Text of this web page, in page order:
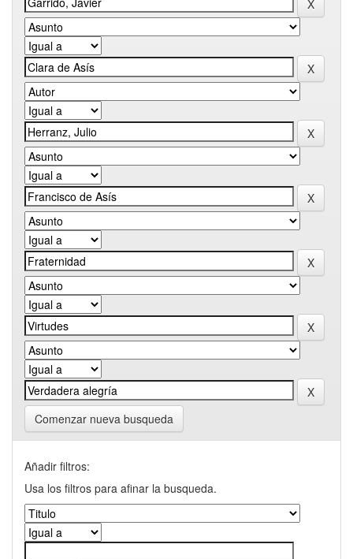
Comenzar nueva busqueda
Añadir filtros:
Usa los filtros para afinar la busqueda.